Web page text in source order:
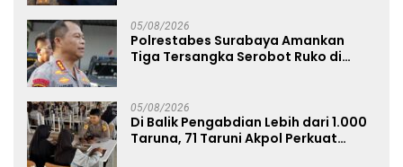
05/08/2026
Polrestabes Surabaya Amankan
Tiga Tersangka Serobot Ruko di
05/08/2026
Di Balik Pengabdian Lebih dari 1.000
Taruna, 71 Taruni Akpol Perkuat